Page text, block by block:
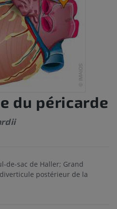
du péricarde
de-sac de Haller; Grand
postérieur de la